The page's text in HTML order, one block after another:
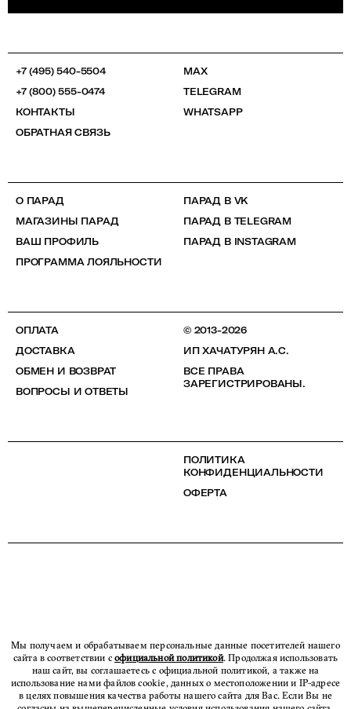
+7 (495) 540-5504
+7 (800) 555-0474
КОНТАКТЫ
ОБРАТНАЯ СВЯЗЬ
MAX
TELEGRAM
WHATSAPP
О ПАРАД
МАГАЗИНЫ ПАРАД
ВАШ ПРОФИЛЬ
ПРОГРАММА ЛОЯЛЬНОСТИ
ПАРАД В VK
ПАРАД В TELEGRAM
ПАРАД В INSTAGRAM
ОПЛАТА
ДОСТАВКА
ОБМЕН И ВОЗВРАТ
ВОПРОСЫ И ОТВЕТЫ
© 2013-2026
ИП ХАЧАТУРЯН А.С.
ВСЕ ПРАВА
ЗАРЕГИСТРИРОВАНЫ.
ПОЛИТИКА
КОНФИДЕНЦИАЛЬНОСТИ
ОФЕРТА
Мы получаем и обрабатываем персональные данные посетителей нашего
сайта в соответствии софициальной политикой. Продолжая использовать
наш сайт, вы соглашаетесь с официальной политикой, а также на
использование нами файлов cookie, данных о местоположении и IP-адресе
в целях повышения качества работы нашего сайта для Вас. Если Вы не